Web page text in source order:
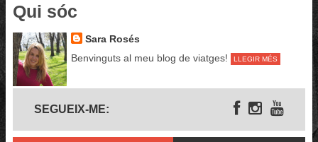
Qui sóc
Sara Rosés
Benvinguts al meu blog de viatges!
LLEGIR MÉS
SEGUEIX-ME: